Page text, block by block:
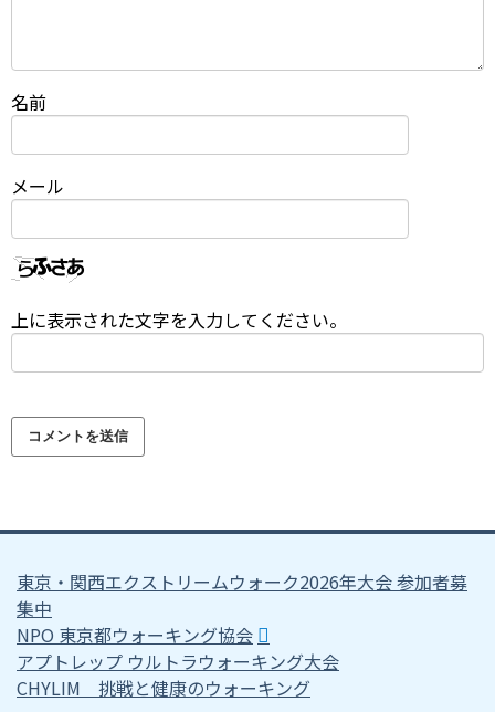
名前
メール
上に表示された文字を入力してください。
東京・関西エクストリームウォーク2026年大会 参加者募
集中
NPO 東京都ウォーキング協会
アプトレップ ウルトラウォーキング大会
CHYLIM 挑戦と健康のウォーキング